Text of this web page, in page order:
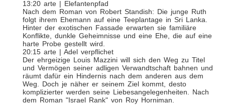
13:20 arte | Elefantenpfad
Nach dem Roman von Robert Standish: Die junge Ruth
folgt ihrem Ehemann auf eine Teeplantage in Sri Lanka.
Hinter der exotischen Fassade erwarten sie familiäre
Konflikte, dunkle Geheimnisse und eine Ehe, die auf eine
harte Probe gestellt wird.
20:15 arte | Adel verpflichet
Der ehrgeizige Louis Mazzini will sich den Weg zu Titel
und Vermögen seiner adligen Verwandtschaft bahnen und
räumt dafür ein Hindernis nach dem anderen aus dem
Weg. Doch je näher er seinem Ziel kommt, desto
komplizierter werden seine Liebesangelegenheiten. Nach
dem Roman "Israel Rank" von Roy Horniman.